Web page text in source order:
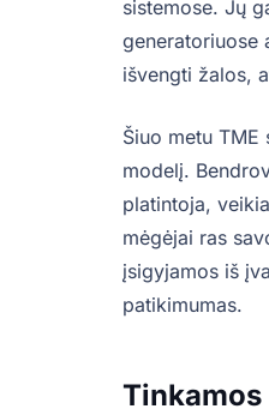
sistemose. Jų
generatoriuose
išvengti žalos,
Šiuo metu
modelį.
platintoja,
mėgėjai ras
įsigyjamos iš
patikimumas.